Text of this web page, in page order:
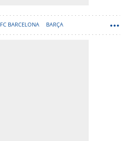
FC BARCELONA BARÇA